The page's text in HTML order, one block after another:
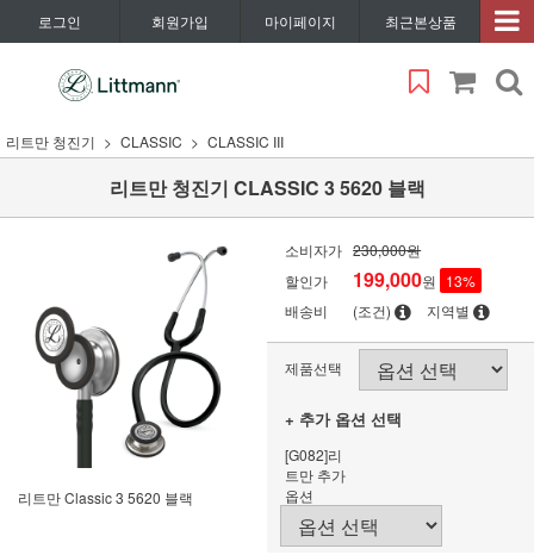
로그인 회원가입 마이페이지 최근본상품
리트만 청진기 CLASSIC CLASSIC III
리트만 청진기 CLASSIC 3 5620 블랙
리트만 Classic 3 5620 블랙
소비자가 230,000원
할인가
199,000원 13%
배송비
(조건) 지역별
제품선택
+ 추가 옵션 선택
[G082]리
트만 추가
옵션